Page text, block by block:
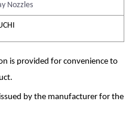
Nozzles
is provided for convenience to
by the manufacturer for the